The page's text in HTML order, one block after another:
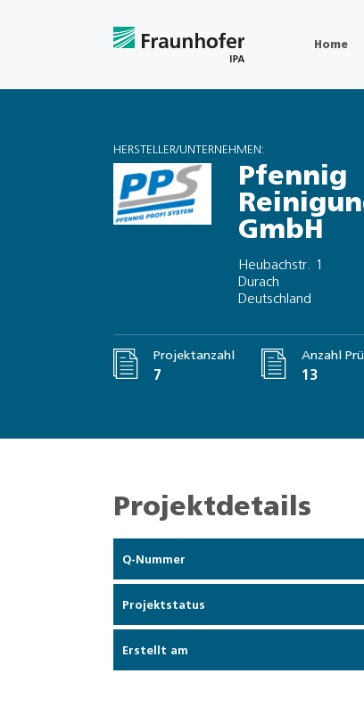
Home
HERSTELLER/UNTERNEHMEN:
Pfennig
GmbH
Heubachstr. 1
Durach
Deutschland
Projektanzahl
7
Anzahl
13
Projektdetails
Q-Nummer
Projektstatus
Erstellt am